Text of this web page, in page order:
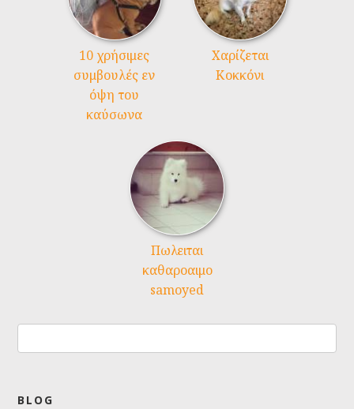
10 χρήσιμες
συμβουλές εν
όψη του
καύσωνα
Χαρίζεται
Κοκκόνι
Πωλειται
καθαροαιμο
samoyed
BLOG